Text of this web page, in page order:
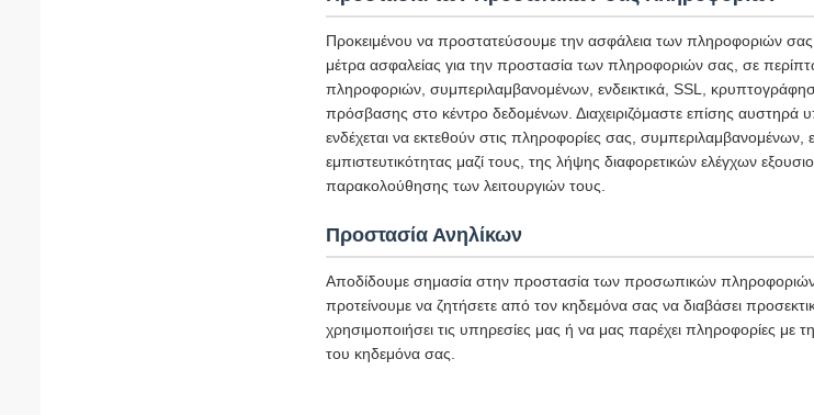
Προκειμένου να προστατεύσουμε την ασφάλεια των πληροφοριών
μέτρα ασφαλείας για την προστασία των πληροφοριών σας, σε
πληροφοριών, συμπεριλαμβανομένων, ενδεικτικά, SSL,
πρόσβασης στο κέντρο δεδομένων. Διαχειριζόμαστε επίσης αυστηρά
ενδέχεται να εκτεθούν στις πληροφορίες σας,
εμπιστευτικότητας μαζί τους, της λήψης διαφορετικών ελέγχων
παρακολούθησης των λειτουργιών τους.
Προστασία Ανηλίκων
Αποδίδουμε σημασία στην προστασία των προσωπικών πληροφοριών
προτείνουμε να ζητήσετε από τον κηδεμόνα σας να διαβάσει
χρησιμοποιήσει τις υπηρεσίες μας ή να μας παρέχει πληροφορίες με
του κηδεμόνα σας.